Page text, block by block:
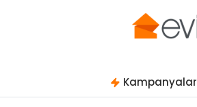
Kampanyalar